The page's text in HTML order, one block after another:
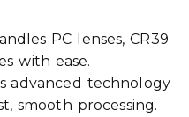
PC lenses, CR39
with ease.
advanced technology
smooth processing.